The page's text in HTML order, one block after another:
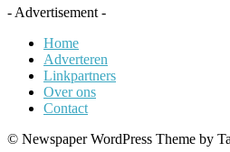
- Advertisement -
Home
Adverteren
Linkpartners
Over ons
Contact
© Newspaper WordPress Theme by